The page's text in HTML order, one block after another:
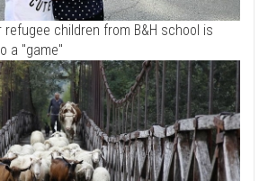
refugee children from B&H school is
a "game"